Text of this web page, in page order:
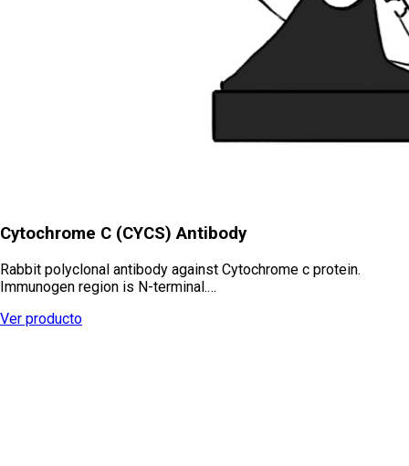
Cytochrome C (CYCS) Antibody
Rabbit polyclonal antibody against Cytochrome c protein.
Immunogen region is N-terminal.…
Ver producto